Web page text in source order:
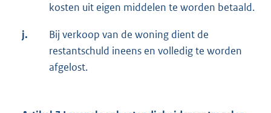
kosten uit eigen middelen te worden betaald.
j.
Bij verkoop van de woning dient de
restantschuld ineens en volledig te worden
afgelost.